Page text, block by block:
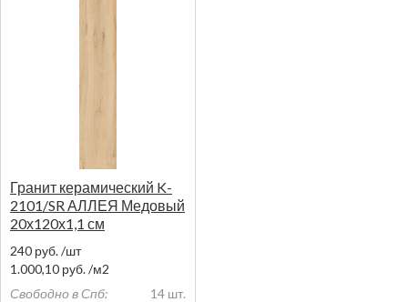
Гранит керамический K-
2101/SR АЛЛЕЯ Медовый
20х120х1,1 см
240 руб./шт
1.000,10 руб./м2
Свободно в Спб:
14 шт.